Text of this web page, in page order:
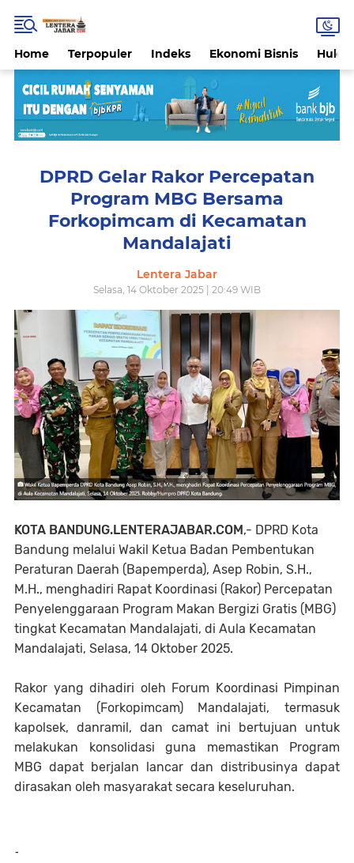
Home Terpopuler Indeks Ekonomi Bisnis
DPRD Gelar Rakor Percepatan
Program MBG Bersama
Forkopimcam di Kecamatan
Mandalajati
Lentera Jabar
Selasa, 14 Oktober 2025 | 20:49 WIB
KOTA BANDUNG.LENTERAJABAR.COM ,- DPRD Kota
Bandung melalui Wakil Ketua Badan Pembentukan
Peraturan Daerah (Bapemperda), Asep Robin, S.H.,
M.H., menghadiri Rapat Koordinasi (Rakor) Percepatan
Penyelenggaraan Program Makan Bergizi Gratis (MBG)
tingkat Kecamatan Mandalajati, di Aula Kecamatan
Mandalajati, Selasa, 14 Oktober 2025.
Rakor yang dihadiri oleh Forum Koordinasi Pimpinan
Kecamatan (Forkopimcam) Mandalajati, termasuk
kapolsek, danramil, dan camat ini bertujuan untuk
melakukan konsolidasi guna memastikan Program
MBG dapat berjalan lancar dan distribusinya dapat
dirasakan oleh masyarakat secara keseluruhan.
-